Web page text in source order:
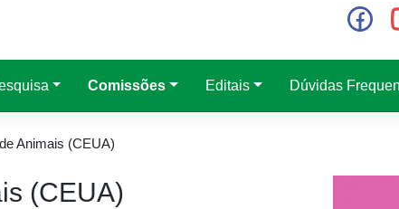
Comissões Editais Dúvidas
Animais (CEUA)
(CEUA)